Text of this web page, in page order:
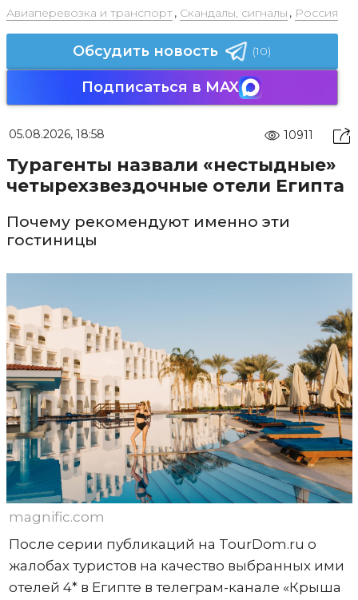
Авиаперевозка и транспорт, Скандалы, сигналы , Россия
Обсудить новость (10)
Подписаться в MAX
05.08.2026, 18:58 10911
Турагенты назвали «нестыдные»
четырехзвездочные отели Египта
Почему рекомендуют именно эти
гостиницы
magnific.com
После серии публикаций на TourDom.ru о
жалобах туристов на качество выбранных ими
отелей 4* в Египте в телеграм-канале «Крыша